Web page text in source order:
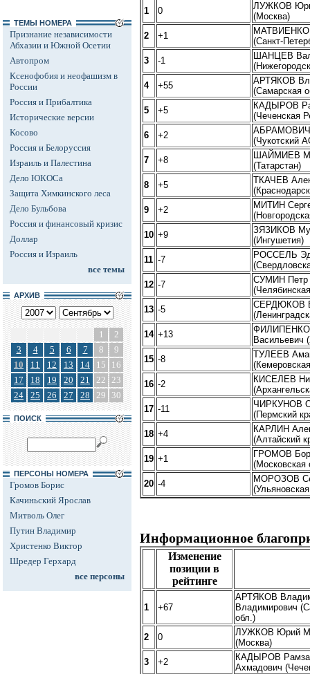
ТЕМЫ НОМЕРА
Признание независимости
Абхазии и Южной Осетии
Автопром
Ксенофобия и неофашизм в
России
Россия и Прибалтика
Исторические версии
Косово
Россия и Белоруссия
Израиль и Палестина
Дело ЮКОСа
Защита Химкинского леса
Дело Бульбова
Россия и финансовый кризис
Доллар
Россия и Израиль
все темы
АРХИВ
1
2
3
4 5 6 7 8
9
10
11 12 13 14 15
16
17
18 19 20 21 22 23
24
25 26 27 28 29 30
ПОИСК
ПЕРСОНЫ НОМЕРА
Громов Борис
Качиньский Ярослав
Митволь Олег
Путин Владимир
Христенко Виктор
Шредер Герхард
все персоны
1 0
ЛУЖКОВ
(Москва)
2
+1
МАТВИЕНКО
(Санкт-
3
-1
ШАНЦЕВ
4
+55
АРТЯКОВ
(Самарская
5
+5
КАДЫРОВ
(Чеченская
6
+2
АБРАМОВИЧ
(Чукотский
7
+8
ШАЙМИЕВ
(Татарстан)
8
+5
ТКАЧЕВ
9
+2
МИТИН
10 +9
ЗЯЗИКОВ
(Ингушетия)
11 -7
РОССЕЛЬ
12 -7
СУМИН Петр
13 -5
СЕРДЮКОВ
14 +13
ФИЛИПЕНКО
Васильевич
15 -8
ТУЛЕЕВ
16 -2
КИСЕЛЕВ
17 -11
ЧИРКУНОВ
(Пермский
18 +4
КАРЛИН
(Алтайский
19 +1
ГРОМОВ
(Московская
20 -4
МОРОЗОВ
Информационное
Изменение
позиции в
рейтинге
1 +67
АРТЯКОВ
Владимирович
обл.)
2
0
ЛУЖКОВ Юрий
(Москва)
3
+2
КАДЫРОВ
Ахмадович